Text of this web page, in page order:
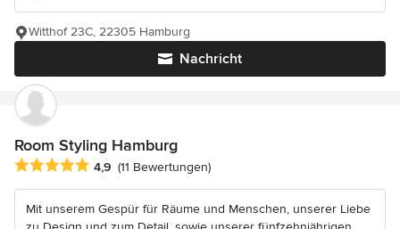
Nachricht
Witthof 23C, 22305 Hamburg
Room Styling Hamburg
Durchschnittliche Bewertung: 4.9 von 5 Sternen
4,9 (11 Bewertungen)
Mit unserem Gespür für Räume und Menschen, unserer Liebe